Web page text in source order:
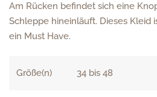
Am Rücken befindet sich eine
Schleppe hineinläuft. Dieses Kleid
ein Must Have.
Größe(n) 34 bis 48